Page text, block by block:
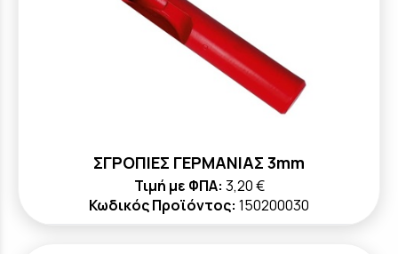
ΣΓΡΟΠΙΕΣ ΓΕΡΜΑΝΙΑΣ 3mm
Τιμή με ΦΠΑ: 3,20 €
Κωδικός Προϊόντος: 150200030